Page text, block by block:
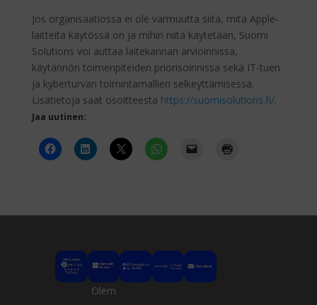
Jos organisaatiossa ei ole varmuutta siitä, mitä Apple-
laitteita käytössä on ja mihin niitä käytetään, Suomi
Solutions voi auttaa laitekannan arvioinnissa,
käytännön toimenpiteiden priorisoinnissa sekä IT-tuen
ja kyberturvan toimintamallien selkeyttämisessä.
Lisätietoja saat osoitteesta https://suomisolutions.fi/.
Jaa uutinen:
Olem